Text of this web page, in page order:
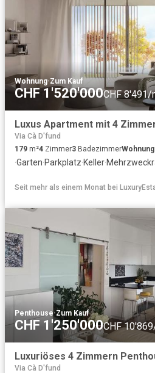
Wohnung·Zum Kauf
CHF 1'520'000CHF 8'491/
Via Cà D'fund
179 m²4 Zimmer3 BadezimmerWohnung
·Garten·Parkplatz·Keller·
Seit mehr als einem Monat bei
Penthouse·Zum Kauf
CHF 1'250'000CHF
Via Cà D'fund